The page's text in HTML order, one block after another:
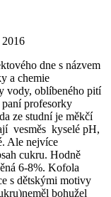
2016
dne s názvem
a chemie
vody, oblíbeného pití
profesorky
ze studní je měkčí
vesměs kyselé pH,
Ale nejvíce
cukru. Hodně
6-8%. Kofola
s dětskými motivy
bohužel